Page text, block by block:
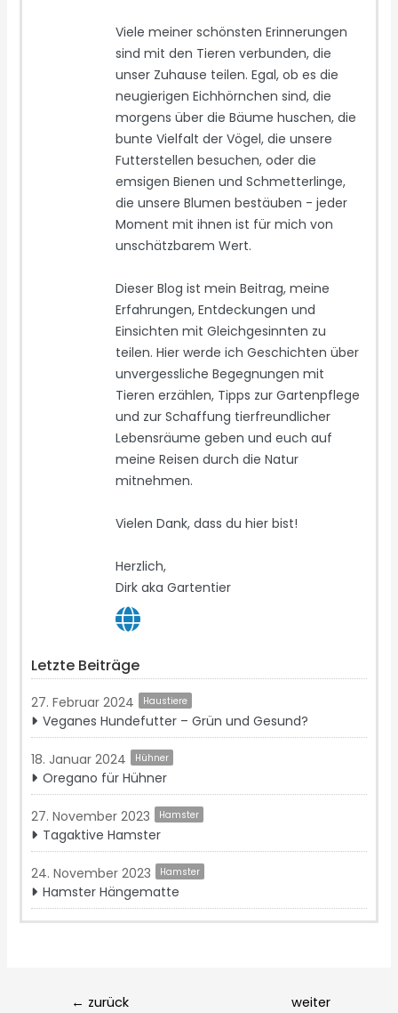
Viele meiner schönsten Erinnerungen
sind mit den Tieren verbunden, die
unser Zuhause teilen. Egal, ob es die
neugierigen Eichhörnchen sind, die
morgens über die Bäume huschen, die
bunte Vielfalt der Vögel, die unsere
Futterstellen besuchen, oder die
emsigen Bienen und Schmetterlinge,
die unsere Blumen bestäuben - jeder
Moment mit ihnen ist für mich von
unschätzbarem Wert.
Dieser Blog ist mein Beitrag, meine
Erfahrungen, Entdeckungen und
Einsichten mit Gleichgesinnten zu
teilen. Hier werde ich Geschichten über
unvergessliche Begegnungen mit
Tieren erzählen, Tipps zur Gartenpflege
und zur Schaffung tierfreundlicher
Lebensräume geben und euch auf
meine Reisen durch die Natur
mitnehmen.
Vielen Dank, dass du hier bist!
Herzlich,
Dirk aka Gartentier
Letzte Beiträge
27. Februar 2024 Haustiere
Veganes Hundefutter – Grün und Gesund?
18. Januar 2024 Hühner
Oregano für Hühner
27. November 2023 Hamster
Tagaktive Hamster
24. November 2023 Hamster
Hamster Hängematte
← zurück
weiter